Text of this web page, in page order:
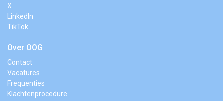
X
LinkedIn
TikTok
Over OOG
Contact
Vacatures
Frequenties
Klachtenprocedure